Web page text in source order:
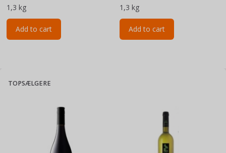
1,3 kg
Add to cart
1,3 kg
Add to cart
TOPSÆLGERE